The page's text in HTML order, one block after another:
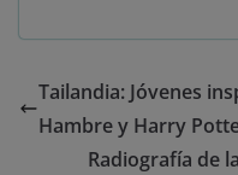
Tailandia: Jóvenes
Hambre y Harry
Radiografía de